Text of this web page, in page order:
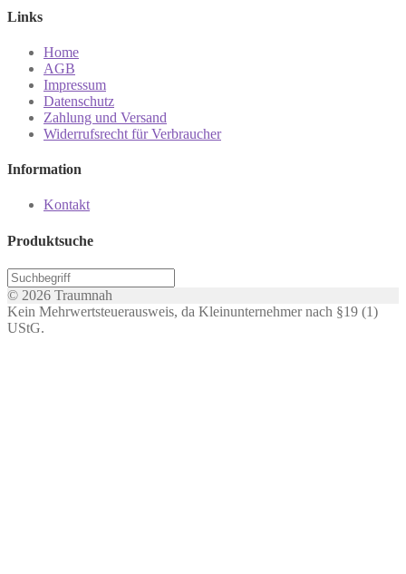
Links
Home
AGB
Impressum
Datenschutz
Zahlung und Versand
Widerrufsrecht für Verbraucher
Information
Kontakt
Produktsuche
© 2026 Traumnah
Kein Mehrwertsteuerausweis, da Kleinunternehmer nach §19 (1)
UStG.